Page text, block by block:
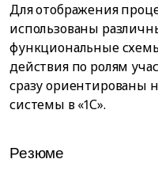
Для отображения
использованы
функциональные
действия по ролям
сразу ориентированы
системы в «1С».
Резюме